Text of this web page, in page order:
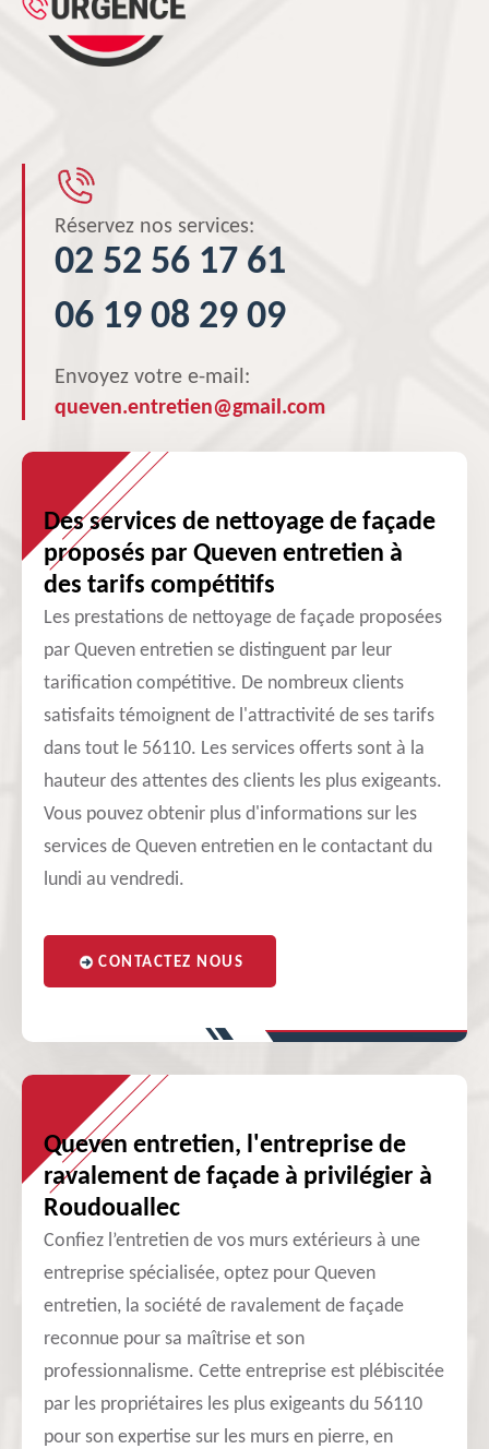
Réservez nos services:
02 52 56 17 61
06 19 08 29 09
Envoyez votre e-mail:
queven.entretien@gmail.com
Des services de nettoyage de façade
proposés par Queven entretien à
des tarifs compétitifs
Les prestations de nettoyage de façade proposées
par Queven entretien se distinguent par leur
tarification compétitive. De nombreux clients
satisfaits témoignent de l'attractivité de ses tarifs
dans tout le 56110. Les services offerts sont à la
hauteur des attentes des clients les plus exigeants.
Vous pouvez obtenir plus d'informations sur les
services de Queven entretien en le contactant du
lundi au vendredi.
CONTACTEZ NOUS
Queven entretien, l'entreprise de
ravalement de façade à privilégier à
Roudouallec
Confiez l’entretien de vos murs extérieurs à une
entreprise spécialisée, optez pour Queven
entretien, la société de ravalement de façade
reconnue pour sa maîtrise et son
professionnalisme. Cette entreprise est plébiscitée
par les propriétaires les plus exigeants du 56110
pour son expertise sur les murs en pierre, en